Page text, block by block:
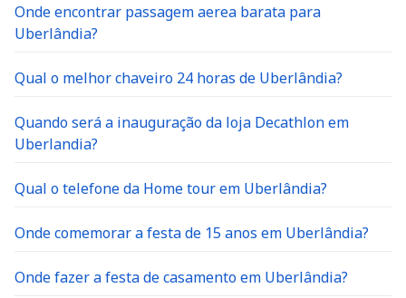
Onde encontrar passagem aerea barata para
Uberlândia?
Qual o melhor chaveiro 24 horas de Uberlândia?
Quando será a inauguração da loja Decathlon em
Uberlandia?
Qual o telefone da Home tour em Uberlândia?
Onde comemorar a festa de 15 anos em Uberlândia?
Onde fazer a festa de casamento em Uberlândia?